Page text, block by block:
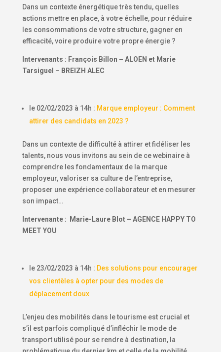
Dans un contexte énergétique très tendu, quelles
actions mettre en place, à votre échelle, pour réduire
les consommations de votre structure, gagner en
efficacité, voire produire votre propre énergie ?
Intervenants : François Billon – ALOEN et Marie
Tarsiguel – BREIZH ALEC
le 02/02/2023 à 14h : Marque employeur : Comment
attirer des candidats en 2023 ?
Dans un contexte de difficulté à attirer et fidéliser les
talents, nous vous invitons au sein de ce webinaire à
comprendre les fondamentaux de la marque
employeur, valoriser sa culture de l’entreprise,
proposer une expérience collaborateur et en mesurer
son impact…
Intervenante :
Marie-Laure Blot – AGENCE HAPPY TO
MEET YOU
le 23/02/2023 à 14h : Des solutions pour encourager
vos clientèles à opter pour des modes de
déplacement doux
L’enjeu des mobilités dans le tourisme est crucial et
s’il est parfois compliqué d’infléchir le mode de
transport utilisé pour se rendre à destination, la